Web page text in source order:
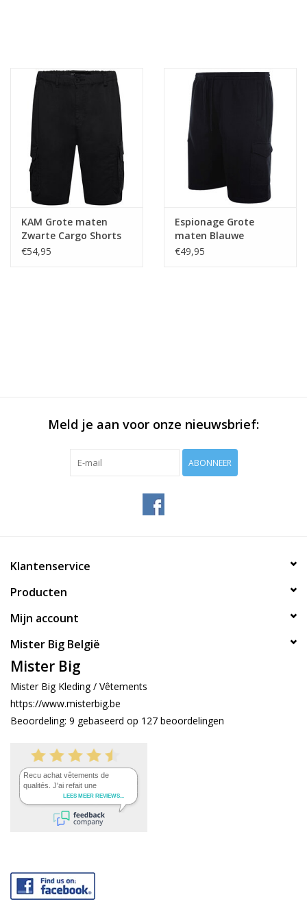
KAM Grote maten
Zwarte Cargo Shorts
€54,95
Espionage Grote
maten Blauwe
Joggingshort
€49,95
Meld je aan voor onze nieuwsbrief:
ABONNEER
Klantenservice
Producten
Mijn account
Mister Big België
Mister Big
Mister Big Kleding / Vêtements
https://www.misterbig.be
Beoordeling: 9 gebaseerd op 127 beoordelingen